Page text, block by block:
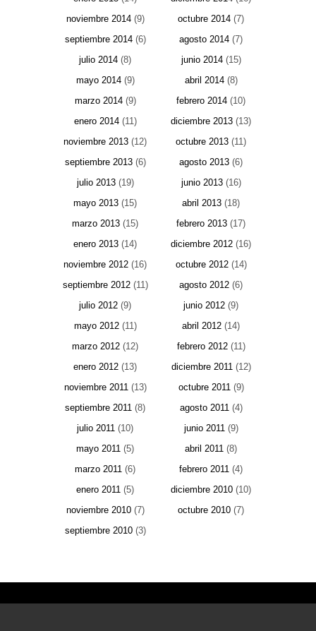
noviembre 2014(9) octubre 2014 (7)
septiembre 2014(6) agosto 2014 (7)
julio 2014 (8) junio 2014(15)
mayo 2014(9) abril 2014(8)
marzo 2014(9) febrero 2014 (10)
enero 2014(11) diciembre 2013 (13)
noviembre 2013 (12) octubre 2013 (11)
septiembre 2013(6) agosto 2013 (6)
julio 2013(19) junio 2013(16)
mayo 2013 (15) abril 2013 (18)
marzo 2013 (15) febrero 2013 (17)
enero 2013 (14) diciembre 2012 (16)
noviembre 2012 (16) octubre 2012(14)
septiembre 2012(11) agosto 2012 (6)
julio 2012 (9) junio 2012 (9)
mayo 2012(11) abril 2012 (14)
marzo 2012 (12) febrero 2012(11)
enero 2012 (13) diciembre 2011(12)
noviembre 2011(13) octubre 2011(9)
septiembre 2011 (8) agosto 2011(4)
julio 2011 (10) junio 2011(9)
mayo 2011 (5) abril 2011 (8)
marzo 2011 (6) febrero 2011 (4)
enero 2011 (5) diciembre 2010 (10)
noviembre 2010(7) octubre 2010 (7)
septiembre 2010(3)